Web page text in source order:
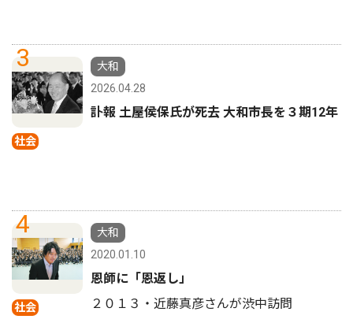
3
社会
大和
2026.04.28
訃報 土屋侯保氏が死去 大和市長を３期12年
4
社会
大和
2020.01.10
恩師に「恩返し」
２０１３・近藤真彦さんが渋中訪問